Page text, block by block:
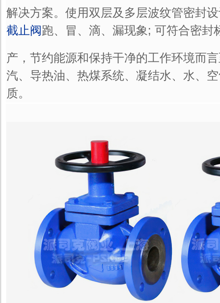
解决方案。使用双层及多层波纹管密封
截止阀跑、冒、滴、漏现象; 可符合密封
产，节约能源和保持干净的工作环境而
汽、导热油、热煤系统、凝结水、水、
质。